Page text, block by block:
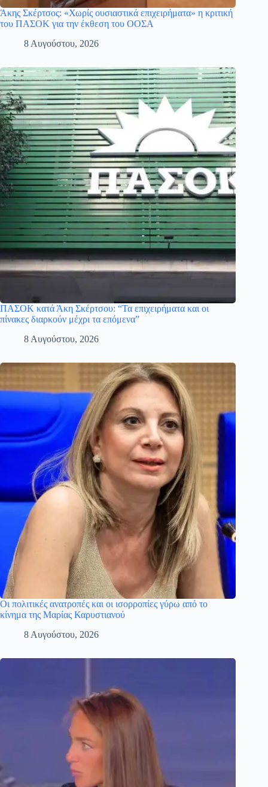
Άκης Σκέρτσος: «Χωρίς ουσιαστικά επιχειρήματα» η κριτική
του ΠΑΣΟΚ για την έκθεση του ΟΟΣΑ
8 Αυγούστου, 2026
ΠΑΣΟΚ κατά Άκη Σκέρτσου: “Τα επιχειρήματα και οι
πίνακες διαρκούν μέχρι τα επόμενα”
8 Αυγούστου, 2026
Οι πολιτικές ανατροπές και οι ισορροπίες γύρω από το
κίνημα της Μαρίας Καρυστιανού
8 Αυγούστου, 2026